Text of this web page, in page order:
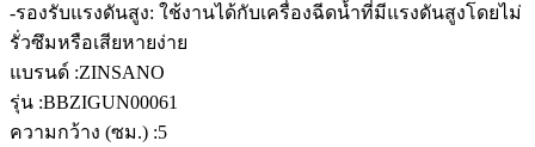
-รองรับแรงดันสูง: ใช้งานได้กับเครื่องฉีดน้ำที่มีแรงดันสูงโดยไม่
รั่วซึมหรือเสียหายง่าย
แบรนด์ :ZINSANO
รุ่น :BBZIGUN00061
ความกว้าง (ซม.) :5